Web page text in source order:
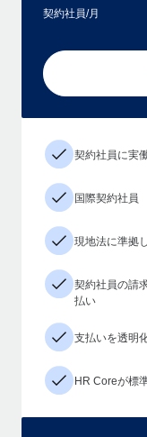
契約社員/月
契約社員に実
国際契約社員
現地法に準拠
契約社員の請
払い
支払いを透明
HR Coreが標